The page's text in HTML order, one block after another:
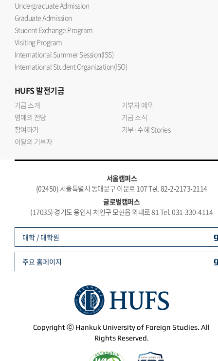
Undergraduate Admission
Graduate Admission
Student Exchange Program
Visiting Program
International Summer Session(ISS)
International Student Organization(ISO)
HUFS발전기금
기금 소개
기부자 예우
명예의 전당
기금 소식
참여하기
기부·수혜 Stories
이달의 기부자
서울캠퍼스
(02450) 서울특별시 동대문구 이문로 107 Tel. 82-2-2173-2114
글로벌캠퍼스
(17035) 경기도 용인시 처인구 모현읍 외대로 81 Tel. 031-330-4114
Copyright ⓒ Hankuk University of Foreign Studies. All
Rights Reserved.
대학 / 대학원
주요 홈페이지